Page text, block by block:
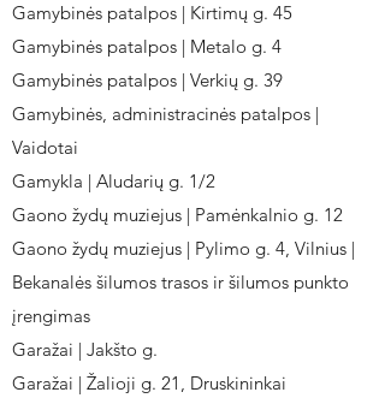
Gamybinės patalpos | Kirtimų g. 45
Gamybinės patalpos | Metalo g. 4
Gamybinės patalpos | Verkių g. 39
Gamybinės, administracinės patalpos |
Vaidotai
Gamykla | Aludarių g. 1/2
Gaono žydų muziejus | Pamėnkalnio g. 12
Gaono žydų muziejus | Pylimo g. 4, Vilnius |
Bekanalės šilumos trasos ir šilumos punkto
įrengimas
Garažai | Jakšto g.
Garažai | Žalioji g. 21, Druskininkai